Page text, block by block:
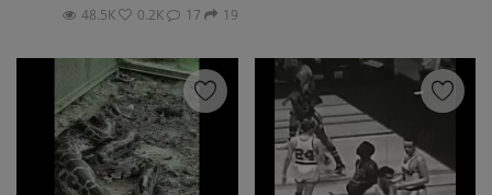
48.5К 0.2К 17 19